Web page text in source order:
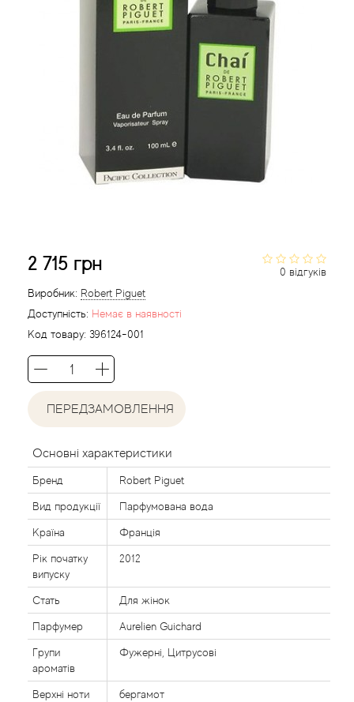
0 відгуків
2 715 грн
Виробник: Robert Piguet
Доступність: Немає в наявності
Код товару: 396124-001
ПЕРЕДЗАМОВЛЕННЯ
Основні характеристики
Бренд Robert Piguet
Вид продукції Парфумована вода
Країна Франція
Рік початку
випуску
2012
Стать Для жінок
Парфумер Aurelien Guichard
Групи
ароматів
Фужерні, Цитрусові
Верхні ноти бергамот
Aedes de Venustas
Agatha Ruiz de la Prada
Agent Provocateur
Agonist
Aigner
Aj Arabia (Widian)
Ajmal
Al Haramain
Al Jazeera
Alaia Paris
Alexander McQueen